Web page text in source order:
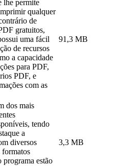
lhe permite
qualquer
de
gratuitos,
uma fácil
de recursos
a capacidade
para PDF,
PDF, e
com as
91,3 MB
dos mais
tendo
a
diversos
formatos
programa estão
3,3 MB